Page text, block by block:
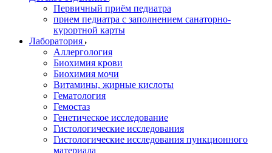
Первичный приём педиатра
прием педиатра с заполнением санаторно-
курортной карты
Лаборатория
Аллергология
Биохимия крови
Биохимия мочи
Витамины, жирные кислоты
Гематология
Гемостаз
Генетическое исследование
Гистологические исследования
Гистологические исследования пункционного
материала